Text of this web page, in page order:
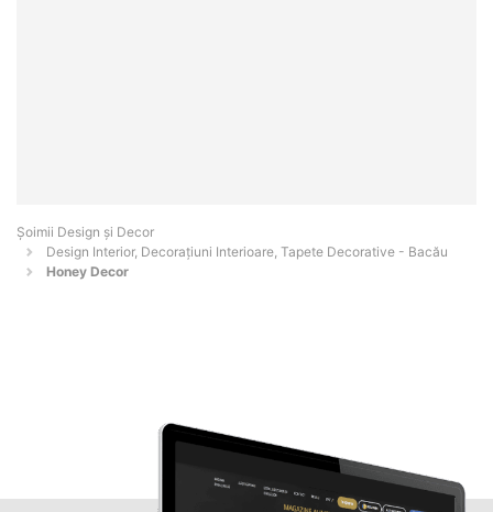
Șoimii Design și Decor
Design Interior, Decorațiuni Interioare, Tapete Decorative - Bacău
Honey Decor